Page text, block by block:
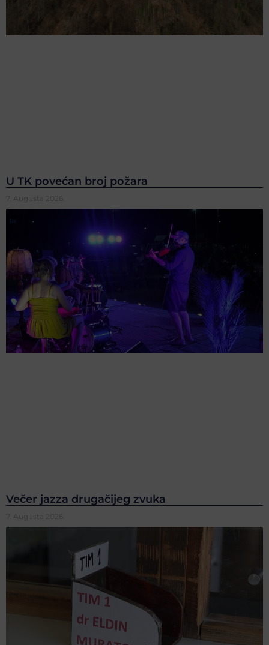
U TK povećan broj požara
7. Augusta 2026.
Večer jazza drugačijeg zvuka
7. Augusta 2026.